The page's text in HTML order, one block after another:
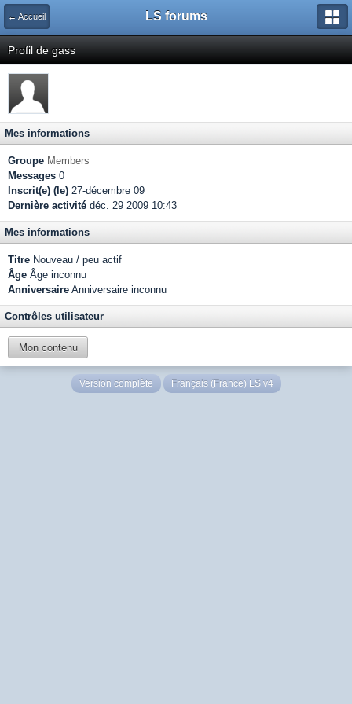
← Accueil LS forums
Profil de gass
Mes informations
Groupe Members
Messages 0
Inscrit(e) (le) 27-décembre 09
Dernière activité déc. 29 2009 10:43
Mes informations
Titre Nouveau / peu actif
Âge Âge inconnu
Anniversaire Anniversaire inconnu
Contrôles utilisateur
Mon contenu
Version complète Français (France) LS v4